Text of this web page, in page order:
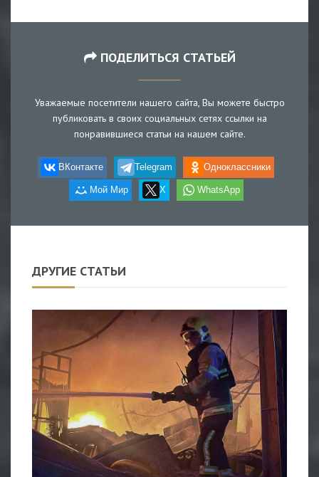
ПОДЕЛИТЬСЯ СТАТЬЕЙ
Уважаемые посетители нашего сайта, Вы можете быстро
публиковать в своих социальных сетях ссылки на
понравившиеся статьи на нашем сайте.
ВКонтакте Telegram Одноклассники
Мой Мир X WhatsApp
ДРУГИЕ СТАТЬИ